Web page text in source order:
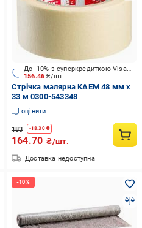
156.46₴/шт.
До -10% з суперкредиткою Visa Вигода
Стрічка малярна KAEM 48 мм x
33 м 0300-543348
оцінити
183 -18.30₴
164.70 ₴/шт.
Доставка недоступна